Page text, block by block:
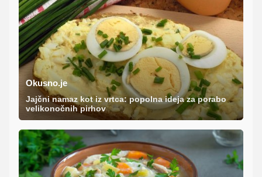
Okusno.je
Jajčni namaz kot iz vrtca: popolna ideja za porabo
velikonočnih pirhov